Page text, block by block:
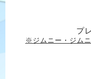
プ
※ジムニー・ジム